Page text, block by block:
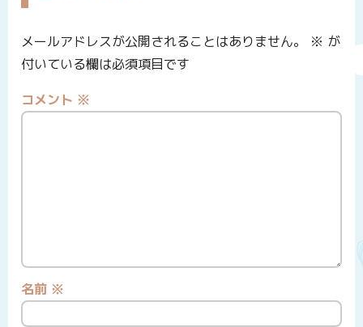
メールアドレスが公開されることはありません。 ※ が
付いている欄は必須項目です
コメント ※
名前 ※